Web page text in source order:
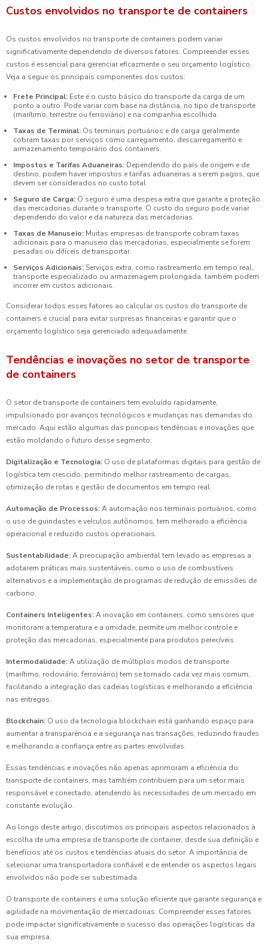
Custos envolvidos no transporte de containers
Os custos envolvidos no transporte de containers podem variar
significativamente dependendo de diversos fatores. Compreender esses
custos é essencial para gerenciar eficazmente o seu orçamento logístico.
Veja a seguir os principais componentes dos custos:
Frete Principal: Este é o custo básico do transporte da carga de um
ponto a outro. Pode variar com base na distância, no tipo de transporte
(marítimo, terrestre ou ferroviário) e na companhia escolhida.
Taxas de Terminal: Os terminais portuários e de carga geralmente
cobram taxas por serviços como carregamento, descarregamento e
armazenamento temporário dos containers.
Impostos e Tarifas Aduaneiras: Dependendo do país de origem e de
destino, podem haver impostos e tarifas aduaneiras a serem pagos, que
devem ser considerados no custo total.
Seguro de Carga: O seguro é uma despesa extra que garante a proteção
das mercadorias durante o transporte. O custo do seguro pode variar
dependendo do valor e da natureza das mercadorias.
Taxas de Manuseio: Muitas empresas de transporte cobram taxas
adicionais para o manuseio das mercadorias, especialmente se forem
pesadas ou difíceis de transportar.
Serviços Adicionais: Serviços extra, como rastreamento em tempo real,
transporte especializado ou armazenagem prolongada, também podem
incorrer em custos adicionais.
Considerar todos esses fatores ao calcular os custos do transporte de
containers é crucial para evitar surpresas financeiras e garantir que o
orçamento logístico seja gerenciado adequadamente.
Tendências e inovações no setor de transporte
de containers
O setor de transporte de containers tem evoluído rapidamente,
impulsionado por avanços tecnológicos e mudanças nas demandas do
mercado. Aqui estão algumas das principais tendências e inovações que
estão moldando o futuro desse segmento:
Digitalização e Tecnologia: O uso de plataformas digitais para gestão de
logística tem crescido, permitindo melhor rastreamento de cargas,
otimização de rotas e gestão de documentos em tempo real.
Automação de Processos:A automação nos terminais portuários, como
o uso de guindastes e veículos autônomos, tem melhorado a eficiência
operacional e reduzido custos operacionais.
Sustentabilidade:A preocupação ambiental tem levado as empresas a
adotarem práticas mais sustentáveis, como o uso de combustíveis
alternativos e a implementação de programas de redução de emissões de
carbono.
Containers Inteligentes:A inovação em containers, como sensores que
monitoram a temperatura e a umidade, permite um melhor controle e
proteção das mercadorias, especialmente para produtos perecíveis.
Intermodalidade:A utilização de múltiplos modos de transporte
(marítimo, rodoviário, ferroviário) tem se tornado cada vez mais comum,
facilitando a integração das cadeias logísticas e melhorando a eficiência
nas entregas.
Blockchain: O uso da tecnologia blockchain está ganhando espaço para
aumentar a transparência e a segurança nas transações, reduzindo fraudes
e melhorando a confiança entre as partes envolvidas.
Essas tendências e inovações não apenas aprimoram a eficiência do
transporte de containers, mas também contribuem para um setor mais
responsável e conectado, atendendo às necessidades de um mercado em
constante evolução.
Ao longo deste artigo, discutimos os principais aspectos relacionados à
escolha de uma empresa de transporte de container, desde sua definição e
benefícios até os custos e tendências atuais do setor. A importância de
selecionar uma transportadora confiável e de entender os aspectos legais
envolvidos não pode ser subestimada.
O transporte de containers é uma solução eficiente que garante segurança e
agilidade na movimentação de mercadorias. Compreender esses fatores
pode impactar significativamente o sucesso das operações logísticas da
sua empresa.